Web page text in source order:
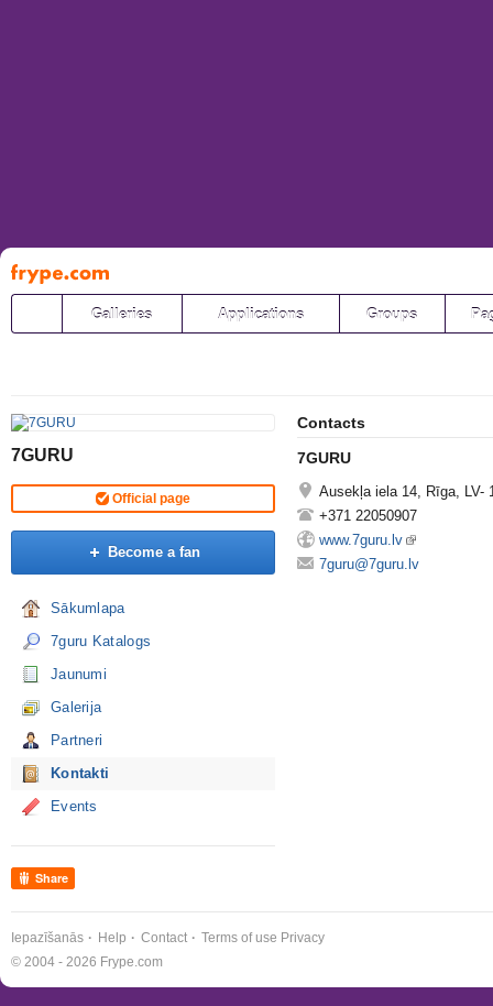
Pāriet
uz
saturu
Galleries Applications Groups
7GURU
Official page
Become a fan
Sākumlapa
7guru Katalogs
Jaunumi
Galerija
Partneri
Kontakti
Events
Share
Contacts
7GURU
Ausekļa iela 14, Rīga, LV-
+371 22050907
www.7guru.lv
7guru@7guru.lv
Iepazīšanās Help Contact Terms of use Privacy
© 2004 - 2026 Frype.com